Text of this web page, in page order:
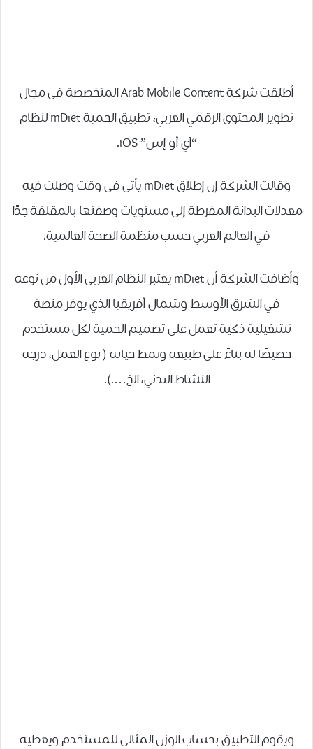
أطلقت شركة Arab Mobile Content المتخصصة في مجال
تطوير المحتوى الرقمي العربي، تطبيق الحمية mDiet لنظام
“آي أو إس” iOS.
وقالت الشركة إن إطلاق mDiet يأتي في وقت وصلت فيه
معدلات البدانة المفرطة إلى مستويات وصفتها بالمقلقة جدًا
في العالم العربي حسب منظمة الصحة العالمية.
وأضافت الشركة أن mDiet يعتبر النظام العربي الأول من نوعه
في الشرق الأوسط وشمال أفريقيا الذي يوفر منصة
تشغيلية ذكية تعمل على تصميم الحمية لكل مستخدم
خصيصًا له بناءً على طبيعة ونمط حياته ( نوع العمل، درجة
النشاط البدني، الخ….).
ويقوم التطبيق بحساب الوزن المثالي للمستخدم ويعطيه